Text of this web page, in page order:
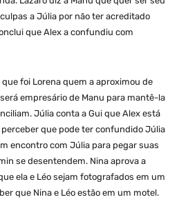
a Júlia por não ter acreditado
que Alex a confundiu com
foi Lorena quem a aproximou de
empresário de Manu para mantê-la
Júlia conta a Gui que Alex está
que pode ter confundido Júlia
encontro com Júlia para pegar suas
se desentendem. Nina aprova a
ela e Léo sejam fotografados em um
que Nina e Léo estão em um motel.